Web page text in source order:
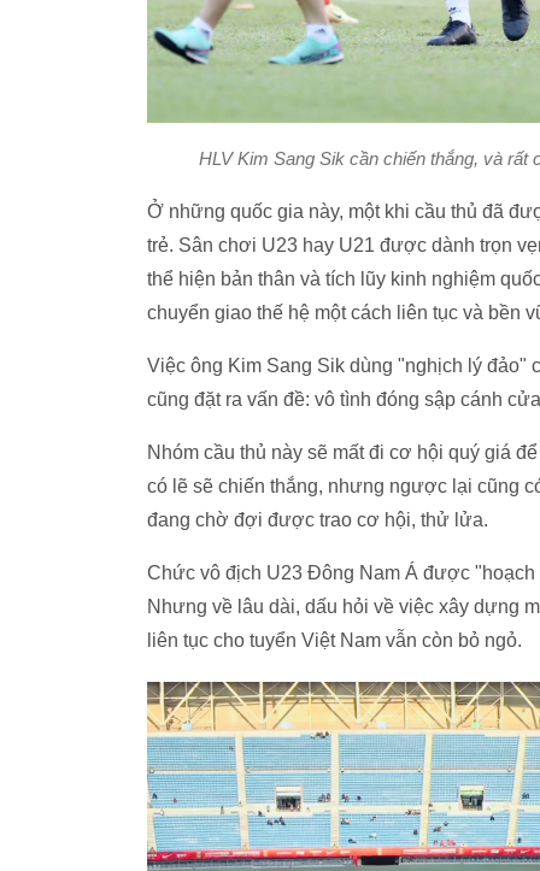
HLV Kim Sang Sik cần chiến thắng, và
Ở những quốc gia này, một khi cầu thủ đã
trẻ. Sân chơi U23 hay U21 được dành trọn
thể hiện bản thân và tích lũy kinh nghiệm
chuyển giao thế hệ một cách liên tục và bền
Việc ông Kim Sang Sik dùng "nghịch lý đảo"
cũng đặt ra vấn đề: vô tình đóng sập cánh
Nhóm cầu thủ này sẽ mất đi cơ hội quý giá
có lẽ sẽ chiến thắng, nhưng ngược lại cũng
đang chờ đợi được trao cơ hội, thử lửa.
Chức vô địch U23 Đông Nam Á được
Nhưng về lâu dài, dấu hỏi về việc xây dựng
liên tục cho tuyển Việt Nam vẫn còn bỏ ngỏ.